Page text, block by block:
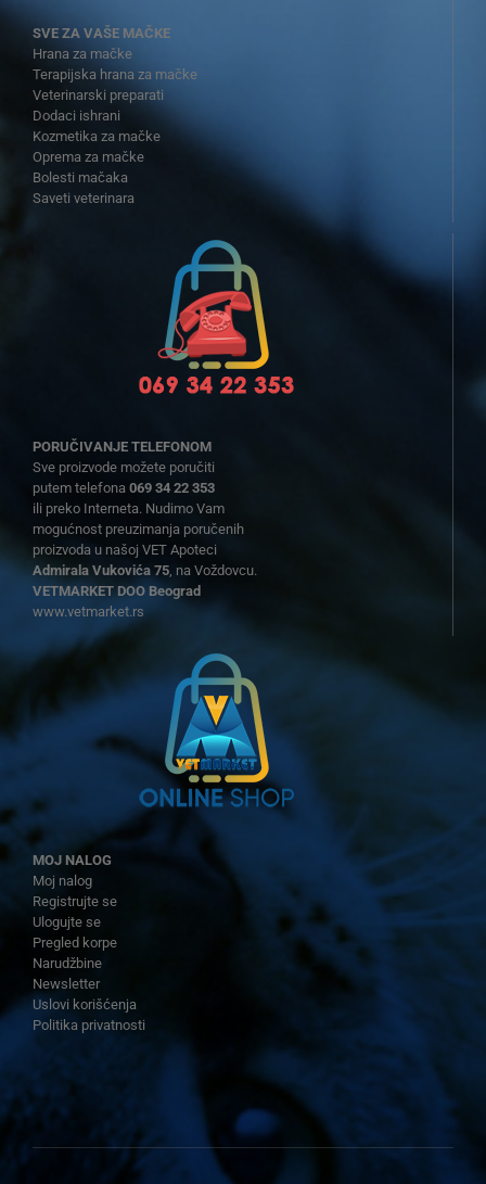
SVE ZA VAŠE MAČKE
Hrana za mačke
Terapijska hrana za mačke
Veterinarski preparati
Dodaci ishrani
Kozmetika za mačke
Oprema za mačke
Bolesti mačaka
Saveti veterinara
PORUČIVANJE TELEFONOM
Sve proizvode možete poručiti
putem telefona 069 34 22 353
ili preko Interneta. Nudimo Vam
mogućnost preuzimanja poručenih
proizvoda u našoj VET Apoteci
Admirala Vukovića 75, na Voždovcu.
VETMARKET DOO Beograd
www.vetmarket.rs
MOJ NALOG
Moj nalog
Registrujte se
Ulogujte se
Pregled korpe
Narudžbine
Newsletter
Uslovi korišćenja
Politika privatnosti